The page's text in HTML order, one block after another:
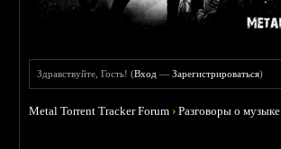
Здравствуйте, Гость! (Вход —Зарегистрироваться)
Metal Torrent Tracker Forum ›Разговоры о музыке